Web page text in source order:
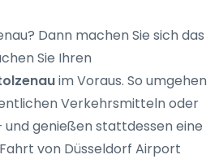
Dann machen Sie sich das
Sie Ihren
im Voraus. So umgehen
Verkehrsmitteln oder
und genießen stattdessen eine
von Düsseldorf Airport